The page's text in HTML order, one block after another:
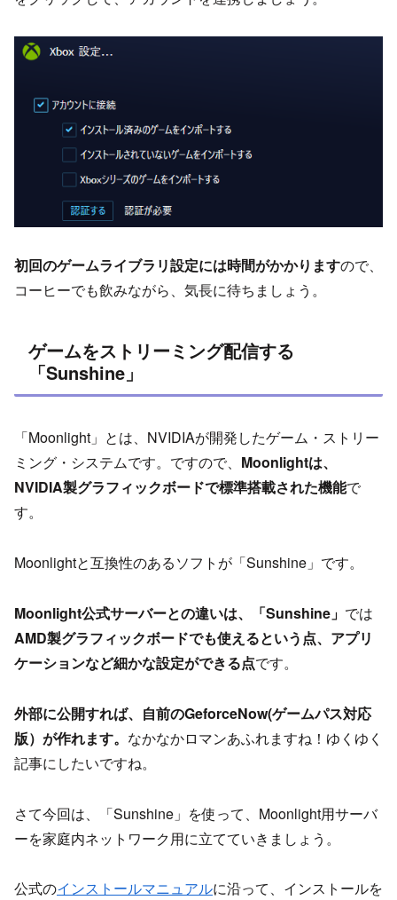
初回のゲームライブラリ設定には時間がかかりますので、
コーヒーでも飲みながら、気長に待ちましょう。
ゲームをストリーミング配信する
「Sunshine」
「Moonlight」とは、NVIDIAが開発したゲーム・ストリー
ミング・システムです。ですので、 Moonlightは、
NVIDIA製グラフィックボードで標準搭載された機能で
す。
Moonlightと互換性のあるソフトが「Sunshine」です。
Moonlight公式サーバーとの違いは、「Sunshine」 では
AMD製グラフィックボードでも使えるという点、アプリ
ケーションなど細かな設定ができる点です。
外部に公開すれば、自前のGeforceNow(ゲームパス対応
版）が作れます。 なかなかロマンあふれますね！ゆくゆく
記事にしたいですね。
さて今回は、「Sunshine」を使って、Moonlight用サーバ
ーを家庭内ネットワーク用に立てていきましょう。
公式のインストールマニュアルに沿って、インストールを